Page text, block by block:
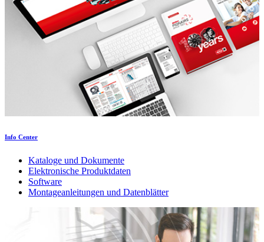
Info Center
Kataloge und Dokumente
Elektronische Produktdaten
Software
Montageanleitungen und Datenblätter